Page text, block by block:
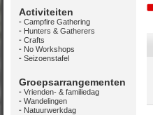
Activiteiten
Campfire Gathering
Hunters & Gatherers
Crafts
No Workshops
Seizoenstafel
Groepsarrangementen
Vrienden- & familiedag
Wandelingen
Natuurwerkdag